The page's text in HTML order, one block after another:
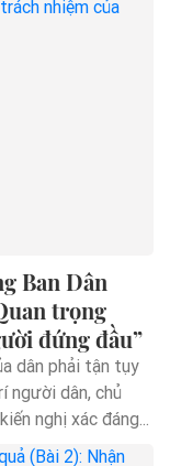
Ban Dân
trọng
đứng đầu”
dân phải tận tụy
người dân, chủ
nghị xác đáng...